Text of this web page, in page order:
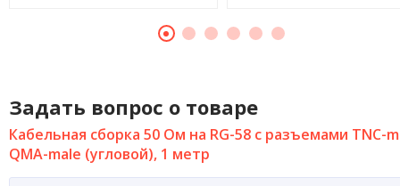
Задать вопрос о товаре
Кабельная сборка 50 Ом на RG-58 с разъемами TNC-
QMA-male (угловой), 1 метр